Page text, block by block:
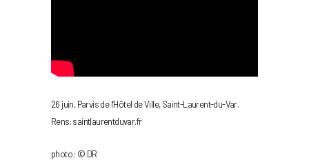
26 juin, Parvis de l’Hôtel de Ville, Saint-Laurent-du-Var.
Rens: saintlaurentduvar.fr
photo : © DR